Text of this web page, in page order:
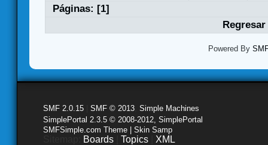
Páginas: [1]
Powered By
SMF 2.0.15 SMF © 2013 Simple Machines
SimplePortal 2.3.5 © 2008-2012, SimplePortal
SMFSimple.com Theme | Skin Samp
Boards Topics XML